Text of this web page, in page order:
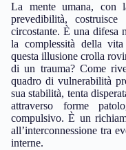
La mente umana, con
prevedibilità,
circostante. È una difesa
la complessità della
questa illusione crolla
di un trauma? Come
quadro di vulnerabilità
sua stabilità, tenta
attraverso forme
compulsivo. È un
all’interconnessione tra
interne.